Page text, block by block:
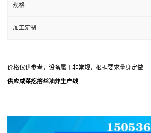
规格
加工定制
价格仅供参考，设备属于非常规，根据要求量身定做
供应咸菜疙瘩丝油炸生产线